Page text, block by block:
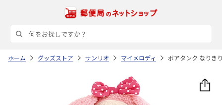
ホーム グッズストア サンリオ マイメロディ ボアタンク なりき